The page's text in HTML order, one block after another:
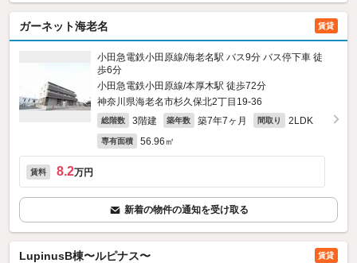
ガーネット海老名 賃貸
小田急電鉄小田原線/海老名駅 バス9分 バス停下車 徒
歩6分
小田急電鉄小田原線/本厚木駅 徒歩72分
神奈川県海老名市杉久保北2丁目19-36
総階数 3階建 築年数 築7年7ヶ月 間取り 2LDK
専有面積 56.96㎡
賃料 8.2万円
新着の物件の通知を受け取る
LupinusB棟〜ルピナス〜 賃貸